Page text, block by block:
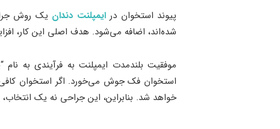
پیوند استخوان درایمپلنت دندان یک روش
شده‌اند، اضافه می‌شود. هدف اصلی این کار،
استخوان فک جوش می‌خورد. اگر استخوان کافی
خواهد شد. بنابراین، این جراحی نه یک